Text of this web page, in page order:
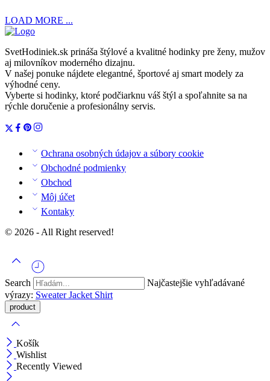
LOAD MORE ...
SvetHodiniek.sk prináša štýlové a kvalitné hodinky pre ženy, mužov
aj milovníkov moderného dizajnu.
V našej ponuke nájdete elegantné, športové aj smart modely za
výhodné ceny.
Vyberte si hodinky, ktoré podčiarknu váš štýl a spoľahnite sa na
rýchle doručenie a profesionálny servis.
Ochrana osobných údajov a súbory cookie
Obchodné podmienky
Obchod
Môj účet
Kontaky
© 2026 - All Right reserved!
Search
Najčastejšie vyhľadávané
výrazy: SweaterJacket Shirt
Košík
Wishlist
Recently Viewed